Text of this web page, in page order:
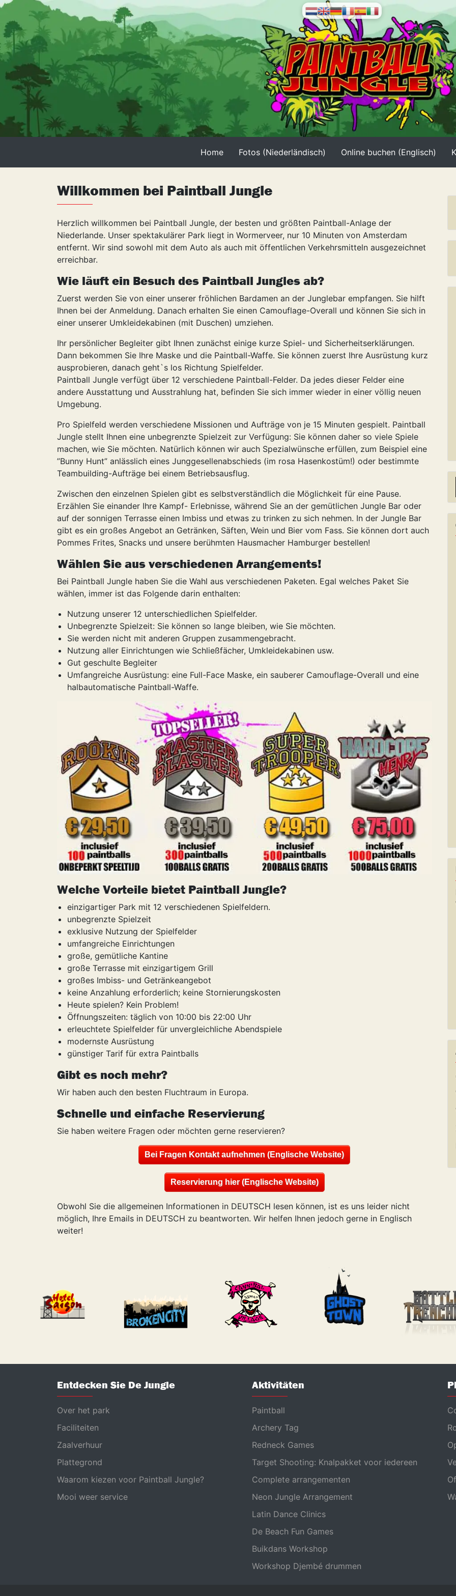
Skip
content
Home Fotos (Niederländisch) Online buchen (Englisch)
Willkommen bei Paintball Jungle
Herzlich willkommen bei Paintball Jungle, der besten und größten Paintball-Anlage der
Niederlande. Unser spektakulärer Park liegt in Wormerveer, nur 10 Minuten von Amsterdam
entfernt. Wir sind sowohl mit dem Auto als auch mit öffentlichen Verkehrsmitteln ausgezeichnet
erreichbar.
Wie läuft ein Besuch des Paintball Jungles ab?
Zuerst werden Sie von einer unserer fröhlichen Bardamen an der Junglebar empfangen. Sie hilft
Ihnen bei der Anmeldung. Danach erhalten Sie einen Camouflage-Overall und können Sie sich in
einer unserer Umkleidekabinen (mit Duschen) umziehen.
Ihr persönlicher Begleiter gibt Ihnen zunächst einige kurze Spiel- und Sicherheitserklärungen.
Dann bekommen Sie Ihre Maske und die Paintball-Waffe. Sie können zuerst Ihre Ausrüstung kurz
ausprobieren, danach geht`s los Richtung Spielfelder.
Paintball Jungle verfügt über 12 verschiedene Paintball-Felder. Da jedes dieser Felder eine
andere Ausstattung und Ausstrahlung hat, befinden Sie sich immer wieder in einer völlig neuen
Umgebung.
Pro Spielfeld werden verschiedene Missionen und Aufträge von je 15 Minuten gespielt. Paintball
Jungle stellt Ihnen eine unbegrenzte Spielzeit zur Verfügung: Sie können daher so viele Spiele
machen, wie Sie möchten. Natürlich können wir auch Spezialwünsche erfüllen, zum Beispiel eine
”Bunny Hunt” anlässlich eines Junggesellenabschieds (im rosa Hasenkostüm!) oder bestimmte
Teambuilding-Aufträge bei einem Betriebsausflug.
Zwischen den einzelnen Spielen gibt es selbstverständlich die Möglichkeit für eine Pause.
Erzählen Sie einander Ihre Kampf- Erlebnisse, während Sie an der gemütlichen Jungle Bar oder
auf der sonnigen Terrasse einen Imbiss und etwas zu trinken zu sich nehmen. In der Jungle Bar
gibt es ein großes Angebot an Getränken, Säften, Wein und Bier vom Fass. Sie können dort auch
Pommes Frites, Snacks und unsere berühmten Hausmacher Hamburger bestellen!
Wählen Sie aus verschiedenen Arrangements!
Bei Paintball Jungle haben Sie die Wahl aus verschiedenen Paketen. Egal welches Paket Sie
wählen, immer ist das Folgende darin enthalten:
Nutzung unserer 12 unterschiedlichen Spielfelder.
Unbegrenzte Spielzeit: Sie können so lange bleiben, wie Sie möchten.
Sie werden nicht mit anderen Gruppen zusammengebracht.
Nutzung aller Einrichtungen wie Schließfächer, Umkleidekabinen usw.
Gut geschulte Begleiter
Umfangreiche Ausrüstung: eine Full-Face Maske, ein sauberer Camouflage-Overall und eine
halbautomatische Paintball-Waffe.
Welche Vorteile bietet Paintball Jungle?
einzigartiger Park mit 12 verschiedenen Spielfeldern.
unbegrenzte Spielzeit
exklusive Nutzung der Spielfelder
umfangreiche Einrichtungen
große, gemütliche Kantine
große Terrasse mit einzigartigem Grill
großes Imbiss- und Getränkeangebot
keine Anzahlung erforderlich; keine Stornierungskosten
Heute spielen? Kein Problem!
Öffnungszeiten: täglich von 10:00 bis 22:00 Uhr
erleuchtete Spielfelder für unvergleichliche Abendspiele
modernste Ausrüstung
günstiger Tarif für extra Paintballs
Gibt es noch mehr?
Wir haben auch den besten Fluchtraum in Europa.
Schnelle und einfache Reservierung
Sie haben weitere Fragen oder möchten gerne reservieren?
Bei Fragen Kontakt aufnehmen (Englische Website)
Reservierung hier (Englische Website)
Obwohl Sie die allgemeinen Informationen in DEUTSCH lesen können, ist es uns leider nicht
möglich, Ihre Emails in DEUTSCH zu beantworten. Wir helfen Ihnen jedoch gerne in Englisch
weiter!
Entdecken Sie De Jungle
Over het park
Faciliteiten
Zaalverhuur
Plattegrond
Waarom kiezen voor Paintball Jungle?
Mooi weer service
Aktivitäten
Paintball
Archery Tag
Redneck Games
Target Shooting: Knalpakket voor iedereen
Complete arrangementen
Neon Jungle Arrangement
Latin Dance Clinics
De Beach Fun Games
Buikdans Workshop
Workshop Djembé drummen